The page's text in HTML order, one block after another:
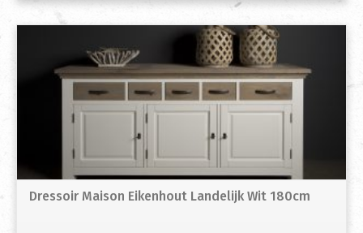
Dressoir Maison Eikenhout Landelijk Wit 180cm